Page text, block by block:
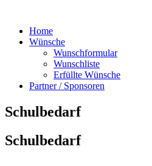
Home
Wünsche
Wunschformular
Wunschliste
Erfüllte Wünsche
Partner / Sponsoren
Schulbedarf
Schulbedarf